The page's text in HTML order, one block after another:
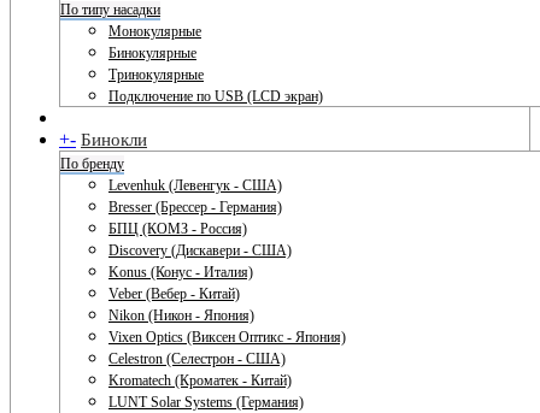
По типу насадки
Монокулярные
Бинокулярные
Тринокулярные
Подключение по USB (LCD экран)
+- Бинокли
По бренду
Levenhuk (Левенгук - США)
Bresser (Брессер - Германия)
БПЦ (КОМЗ - Россия)
Discovery (Дискавери - США)
Konus (Конус - Италия)
Veber (Вебер - Китай)
Nikon (Никон - Япония)
Vixen Optics (Виксен Оптикс - Япония)
Celestron (Селестрон - США)
Kromatech (Кроматек - Китай)
LUNT Solar Systems (Германия)